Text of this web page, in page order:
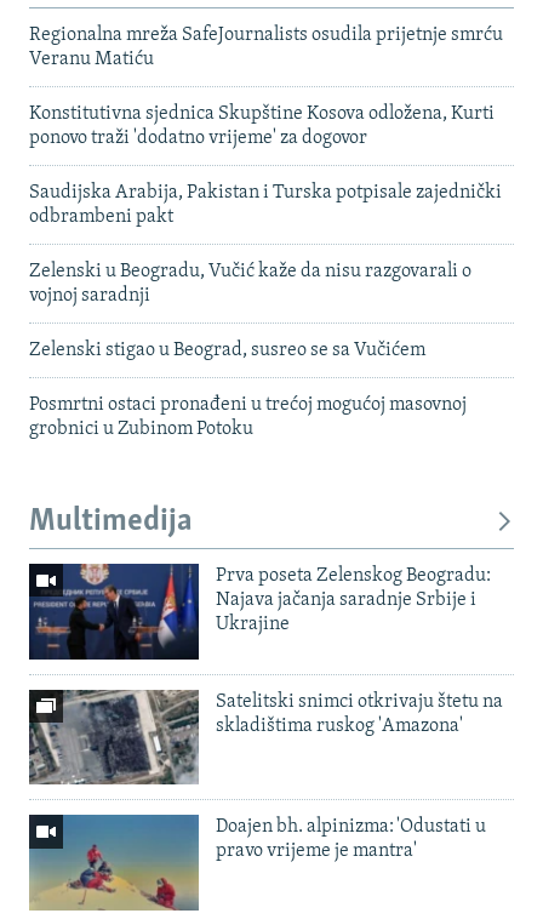
Regionalna mreža SafeJournalists osudila prijetnje smrću
Veranu Matiću
Konstitutivna sjednica Skupštine Kosova odložena, Kurti
ponovo traži 'dodatno vrijeme' za dogovor
Saudijska Arabija, Pakistan i Turska potpisale zajednički
odbrambeni pakt
Zelenski u Beogradu, Vučić kaže da nisu razgovarali o
vojnoj saradnji
Zelenski stigao u Beograd, susreo se sa Vučićem
Posmrtni ostaci pronađeni u trećoj mogućoj masovnoj
grobnici u Zubinom Potoku
Multimedija
Prva poseta Zelenskog Beogradu:
Najava jačanja saradnje Srbije i
Ukrajine
Satelitski snimci otkrivaju štetu na
skladištima ruskog 'Amazona'
Doajen bh. alpinizma: 'Odustati u
pravo vrijeme je mantra'